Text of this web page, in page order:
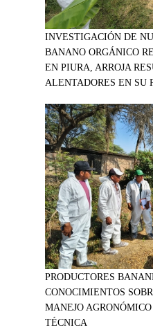
INVESTIGACIÓN DE
BANANO ORGÁNICO
EN PIURA, ARROJA
ALENTADORES EN SU
PRODUCTORES
CONOCIMIENTOS
MANEJO
TÉCNICA